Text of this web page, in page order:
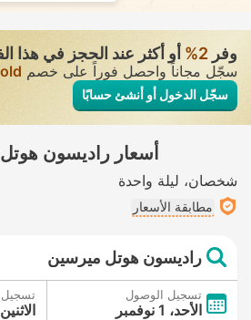
مرحاض بشطّاف داخلي مدمج• في جميع
وفر 2‏% أو أكثر عند الحجز في هذا
سجّل مجاناً واحصل فوراً على خصم
سجّل الدخول أو أنشئ حسابًا
أسعار راديسون
شخصان ليلة واحدة
مطابقة الأسعار
راديسون هوتل ميرسين
تسجيل الوصول
الأحد، 1 نوفمبر
تسجيل
الاثنين، 2